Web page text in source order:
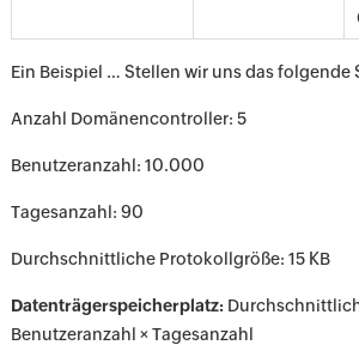
Ein Beispiel … Stellen wir uns das folgende
Anzahl Domänencontroller: 5
Benutzeranzahl: 10.000
Tagesanzahl: 90
Durchschnittliche Protokollgröße: 15 KB
Datenträgerspeicherplatz:
Benutzeranzahl × Tagesanzahl